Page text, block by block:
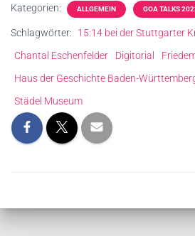
Kategorien: ALLGEMEIN GOA TALKS
Schlagwörter:
15:14 bei der Stuttgarter
Chantal Eschenfelder
Digitorial
Haus der Geschichte Baden-
Städel Museum